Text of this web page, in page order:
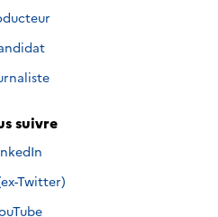
suivre
suivre sur
suivre sur
Twitter)
suivre sur